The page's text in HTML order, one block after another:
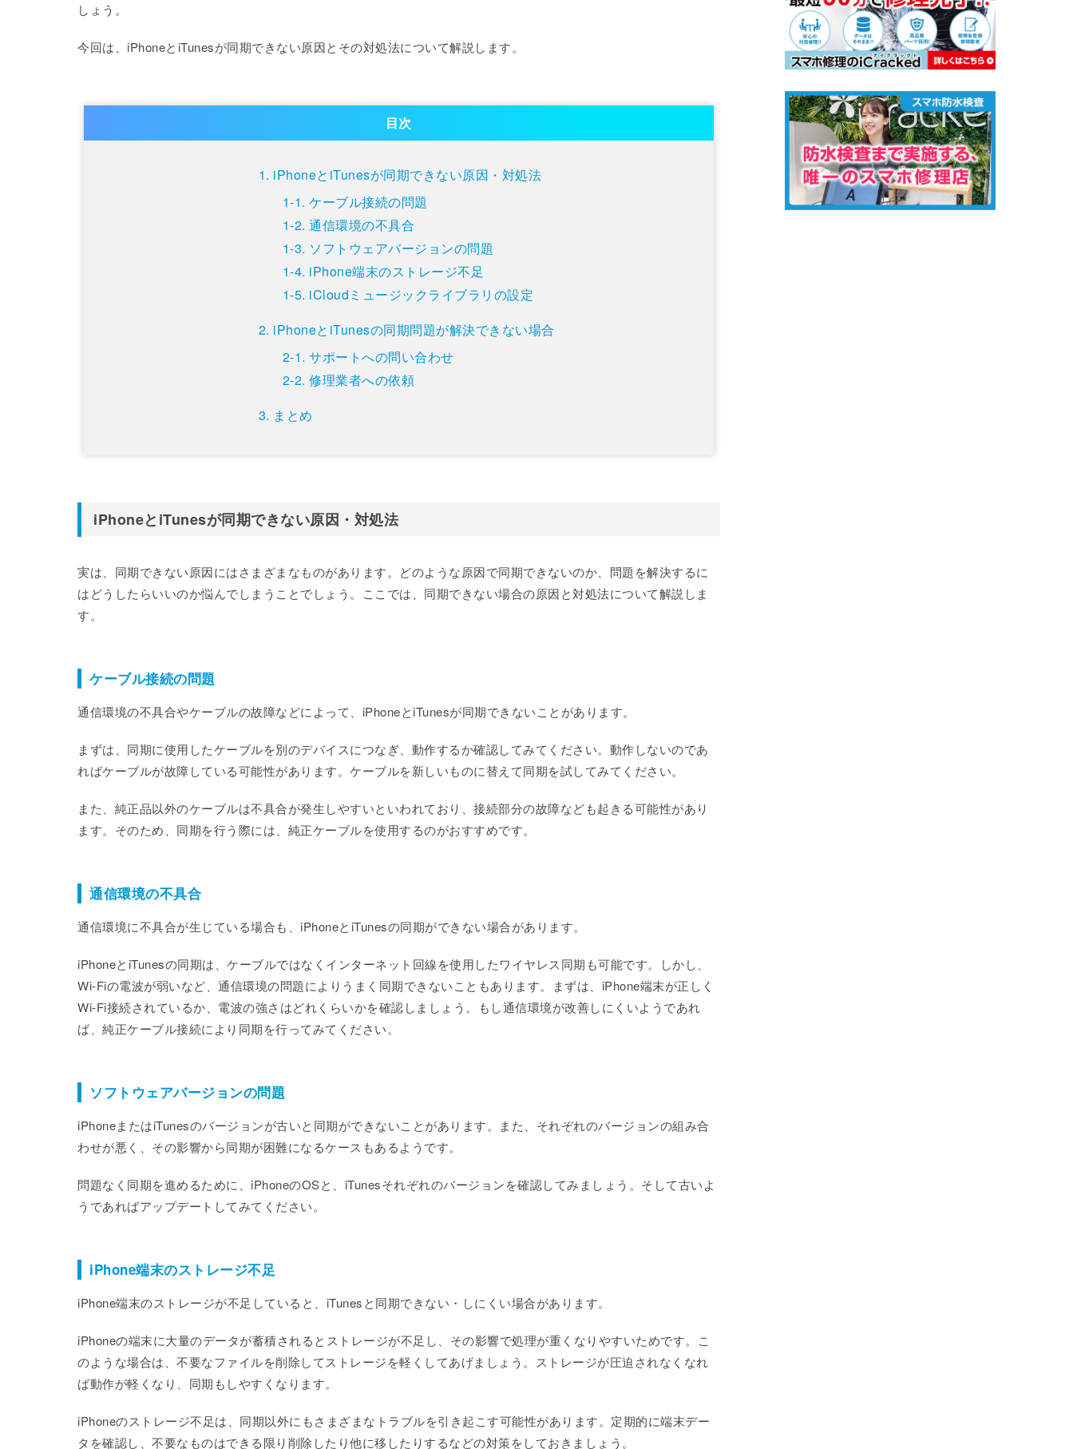
しょう。
今回は、iPhoneとiTunesが同期できない原因とその対処法について解説します。
目次
iPhoneとiTunesが同期できない原因・対処法
ケーブル接続の問題
通信環境の不具合
ソフトウェアバージョンの問題
iPhone端末のストレージ不足
iCloudミュージックライブラリの設定
iPhoneとiTunesの同期問題が解決できない場合
サポートへの問い合わせ
修理業者への依頼
まとめ
iPhoneとiTunesが同期できない原因・対処法
実は、同期できない原因にはさまざまなものがあります。どのような原因で同期できないのか、問題を解決するに
はどうしたらいいのか悩んでしまうことでしょう。ここでは、同期できない場合の原因と対処法について解説しま
す。
ケーブル接続の問題
通信環境の不具合やケーブルの故障などによって、iPhoneとiTunesが同期できないことがあります。
まずは、同期に使用したケーブルを別のデバイスにつなぎ、動作するか確認してみてください。動作しないのであ
ればケーブルが故障している可能性があります。ケーブルを新しいものに替えて同期を試してみてください。
また、純正品以外のケーブルは不具合が発生しやすいといわれており、接続部分の故障なども起きる可能性があり
ます。そのため、同期を行う際には、純正ケーブルを使用するのがおすすめです。
通信環境の不具合
通信環境に不具合が生じている場合も、iPhoneとiTunesの同期ができない場合があります。
iPhoneとiTunesの同期は、ケーブルではなくインターネット回線を使用したワイヤレス同期も可能です。しかし、
Wi-Fiの電波が弱いなど、通信環境の問題によりうまく同期できないこともあります。まずは、iPhone端末が正しく
Wi-Fi接続されているか、電波の強さはどれくらいかを確認しましょう。もし通信環境が改善しにくいようであれ
ば、純正ケーブル接続により同期を行ってみてください。
ソフトウェアバージョンの問題
iPhoneまたはiTunesのバージョンが古いと同期ができないことがあります。また、それぞれのバージョンの組み合
わせが悪く、その影響から同期が困難になるケースもあるようです。
問題なく同期を進めるために、iPhoneのOSと、iTunesそれぞれのバージョンを確認してみましょう。そして古いよ
うであればアップデートしてみてください。
iPhone端末のストレージ不足
iPhone端末のストレージが不足していると、iTunesと同期できない・しにくい場合があります。
iPhoneの端末に大量のデータが蓄積されるとストレージが不足し、その影響で処理が重くなりやすいためです。こ
のような場合は、不要なファイルを削除してストレージを軽くしてあげましょう。ストレージが圧迫されなくなれ
ば動作が軽くなり、同期もしやすくなります。
iPhoneのストレージ不足は、同期以外にもさまざまなトラブルを引き起こす可能性があります。定期的に端末デー
タを確認し、不要なものはできる限り削除したり他に移したりするなどの対策をしておきましょう。